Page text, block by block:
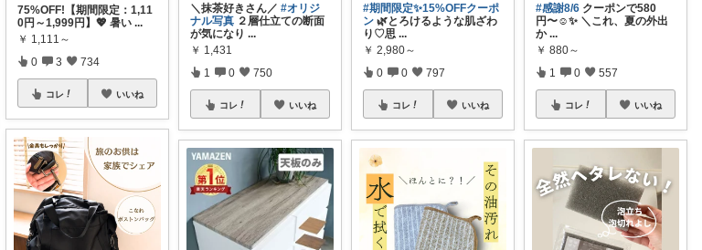
75%OFF!【期間限定：1,11
0円～1,999円】💖 暑い ...
￥ 1,111～
0 3 734
コレ いいね
＼抹茶好きさん／#オリジ
ナル写真 ２層仕立ての断面
が気になり ...
￥ 1,431
1 0 750
コレ いいね
#期間限定✨15%OFFクーポ
ン 🌿とろけるような肌ざわ
り♡思 ...
￥ 2,980～
0 0 797
コレ いいね
#感謝8/6 クーポンで580
円〜☺️✨ ＼これ、夏の外出
か ...
￥ 880～
1 0 557
コレ いいね